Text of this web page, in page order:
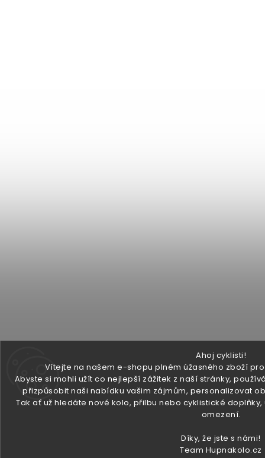
Ahoj cyklisti!
Vítejte na našem e-shopu plném úžasného zboží
Abyste si mohli užít co nejlepší zážitek z naší stránky,
přizpůsobit naši nabídku vašim zájmům, personalizovat
Tak ať už hledáte nové kolo, přilbu nebo cyklistické
omezení.
Díky, že jste s námi!
Team Hupnakolo.cz